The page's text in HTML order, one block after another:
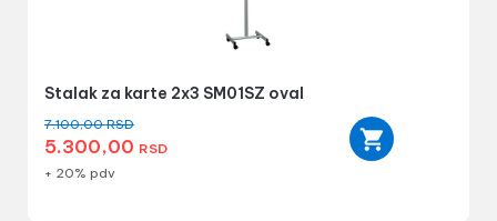
Stalak za karte 2x3 SM01SZ oval
7.100,00RSD
5.300,00 RSD
+ 20% pdv